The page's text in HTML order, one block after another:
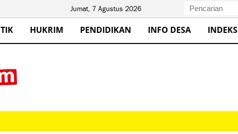
Jumat, 7 Agustus 2026
HUKRIM PENDIDIKAN INFO DESA INDEKS